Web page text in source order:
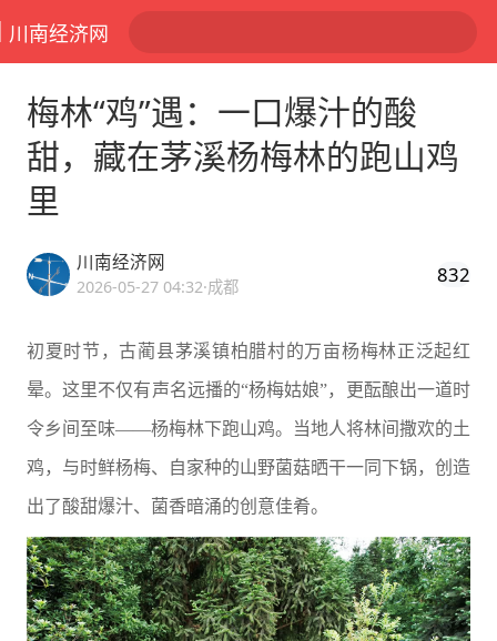
川南经济网
梅林“鸡”遇：一口爆汁的酸
甜，藏在茅溪杨梅林的跑山鸡
里
川南经济网
2026-05-27 04:32·成都 832
初夏时节，古蔺县茅溪镇柏腊村的万亩杨梅林正泛起红
晕。这里不仅有声名远播的“杨梅姑娘”，更酝酿出一道时
令乡间至味——杨梅林下跑山鸡。当地人将林间撒欢的土
鸡，与时鲜杨梅、自家种的山野菌菇晒干一同下锅，创造
出了酸甜爆汁、菌香暗涌的创意佳肴。